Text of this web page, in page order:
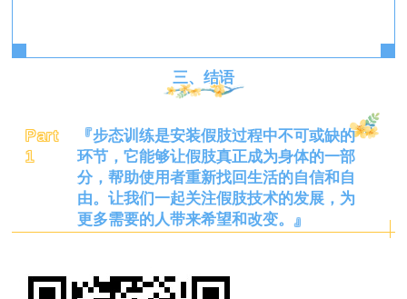
三、结语
Part
1
『步态训练是安装假肢过程中不可或缺的
环节，它能够让假肢真正成为身体的一部
分，帮助使用者重新找回生活的自信和自
由。让我们一起关注假肢技术的发展，为
更多需要的人带来希望和改变。 』